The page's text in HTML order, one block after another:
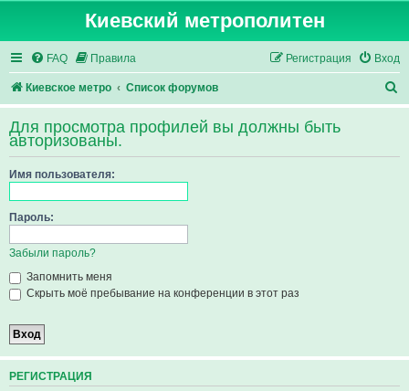
Киевский метрополитен
FAQ Правила Вход
Регистрация
Киевское метро Список форумов
о
с
Для просмотра профилей вы должны быть
авторизованы.
Имя пользователя:
Пароль:
Забыли пароль?
Запомнить меня
Скрыть моё пребывание на конференции в этот раз
РЕГИСТРАЦИЯ